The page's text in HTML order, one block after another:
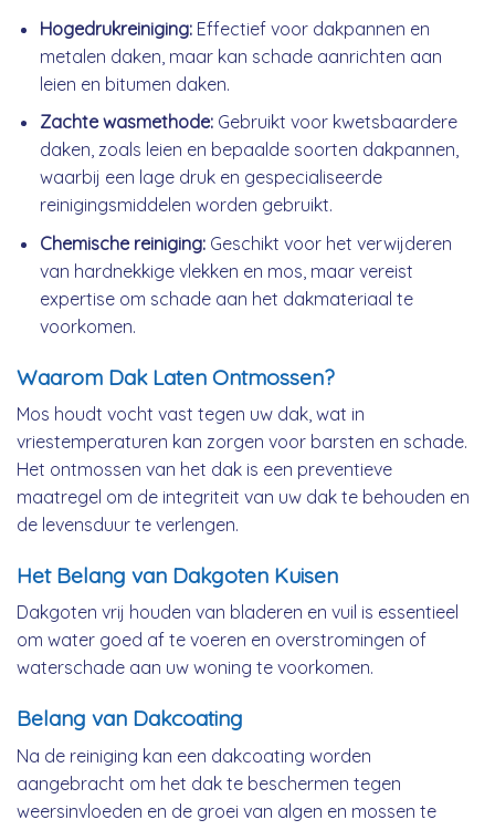
Hogedrukreiniging:Effectief voor dakpannen en
metalen daken, maar kan schade aanrichten aan
leien en bitumen daken.
Zachte wasmethode:Gebruikt voor kwetsbaardere
daken, zoals leien en bepaalde soorten dakpannen,
waarbij een lage druk en gespecialiseerde
reinigingsmiddelen worden gebruikt.
Chemische reiniging:Geschikt voor het verwijderen
van hardnekkige vlekken en mos, maar vereist
expertise om schade aan het dakmateriaal te
voorkomen.
Waarom Dak Laten Ontmossen?
Mos houdt vocht vast tegen uw dak, wat in
vriestemperaturen kan zorgen voor barsten en schade.
Het ontmossen van het dak is een preventieve
maatregel om de integriteit van uw dak te behouden en
de levensduur te verlengen.
Het Belang van Dakgoten Kuisen
Dakgoten vrij houden van bladeren en vuil is essentieel
om water goed af te voeren en overstromingen of
waterschade aan uw woning te voorkomen.
Belang van Dakcoating
Na de reiniging kan een dakcoating worden
aangebracht om het dak te beschermen tegen
weersinvloeden en de groei van algen en mossen te